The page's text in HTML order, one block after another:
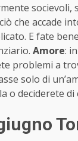
che accade
E fate
Amore:
problemi a
solo di
o deciderete